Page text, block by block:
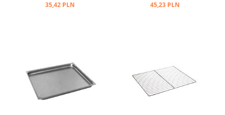
35,42 PLN 45,23 PLN